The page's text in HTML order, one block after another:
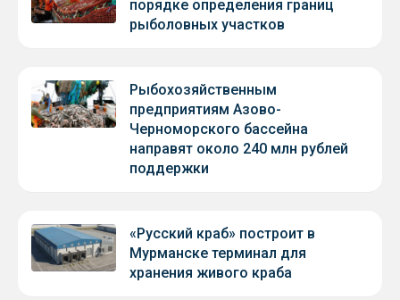
порядке определения границ
рыболовных участков
Рыбохозяйственным
предприятиям Азово-
Черноморского бассейна
направят около 240 млн рублей
поддержки
«Русский краб» построит в
Мурманске терминал для
хранения живого краба